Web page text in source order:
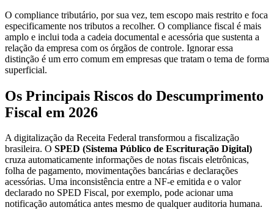
O compliance tributário, por sua vez, tem escopo mais restrito e foca
especificamente nos tributos a recolher. O compliance fiscal é mais
amplo e inclui toda a cadeia documental e acessória que sustenta a
relação da empresa com os órgãos de controle. Ignorar essa
distinção é um erro comum em empresas que tratam o tema de forma
superficial.
Os Principais Riscos do Descumprimento
Fiscal em 2026
A digitalização da Receita Federal transformou a fiscalização
brasileira. O SPED (Sistema Público de Escrituração Digital)
cruza automaticamente informações de notas fiscais eletrônicas,
folha de pagamento, movimentações bancárias e declarações
acessórias. Uma inconsistência entre a NF-e emitida e o valor
declarado no SPED Fiscal, por exemplo, pode acionar uma
notificação automática antes mesmo de qualquer auditoria humana.